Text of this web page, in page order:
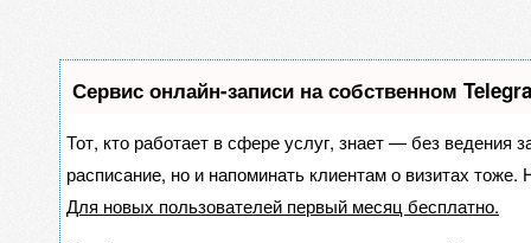
Сервис онлайн-записи на собственном
Тот, кто работает в сфере услуг, знает — без ведения
расписание, но и напоминать клиентам о визитах
Для новых пользователей первый месяц бесплатно.